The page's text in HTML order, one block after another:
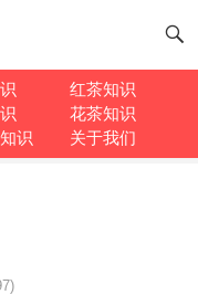
红茶知识
花茶知识
识 关于我们